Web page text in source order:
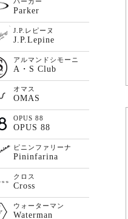
Parker
J.P.レピーヌ
J.P.Lepine
アルマンドシモーニ
A・S Club
オマス
OMAS
OPUS 88
OPUS 88
ピニンファリーナ
Pininfarina
クロス
Cross
ウォーターマン
Waterman